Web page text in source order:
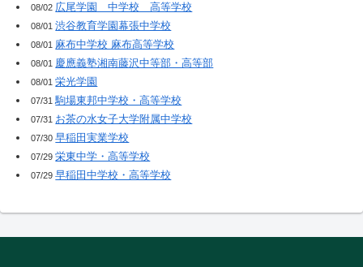
08/02 広尾学園 中学校 高等学校
08/01渋谷教育学園幕張中学校
08/01 麻布中学校 麻布高等学校
08/01 慶應義塾湘南藤沢中等部・高等部
08/01栄光学園
07/31駒場東邦中学校・高等学校
07/31 お茶の水女子大学附属中学校
07/30早稲田実業学校
07/29栄東中学・高等学校
07/29早稲田中学校・高等学校